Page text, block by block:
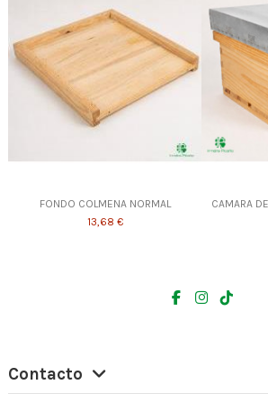
FONDO COLMENA NORMAL
13,68 €
CAMARA
Contacto